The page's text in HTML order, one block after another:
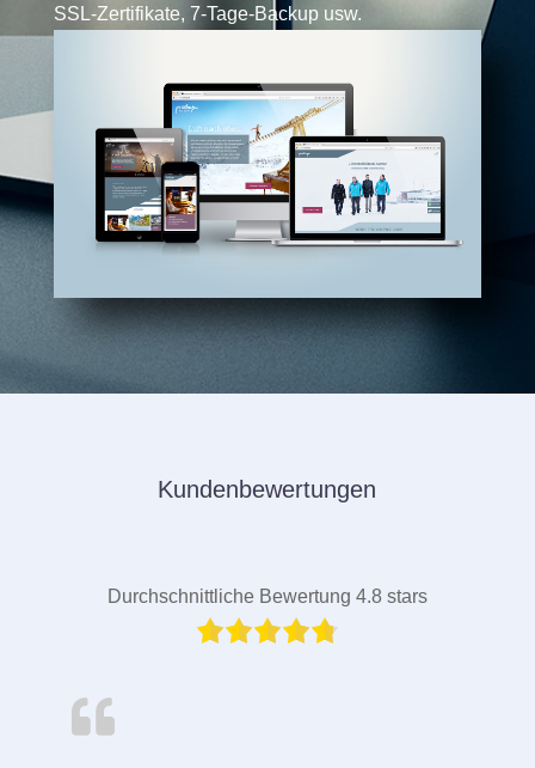
SSL-Zertifikate, 7-Tage-Backup usw.
Kundenbewertungen
Durchschnittliche Bewertung 4.8 stars